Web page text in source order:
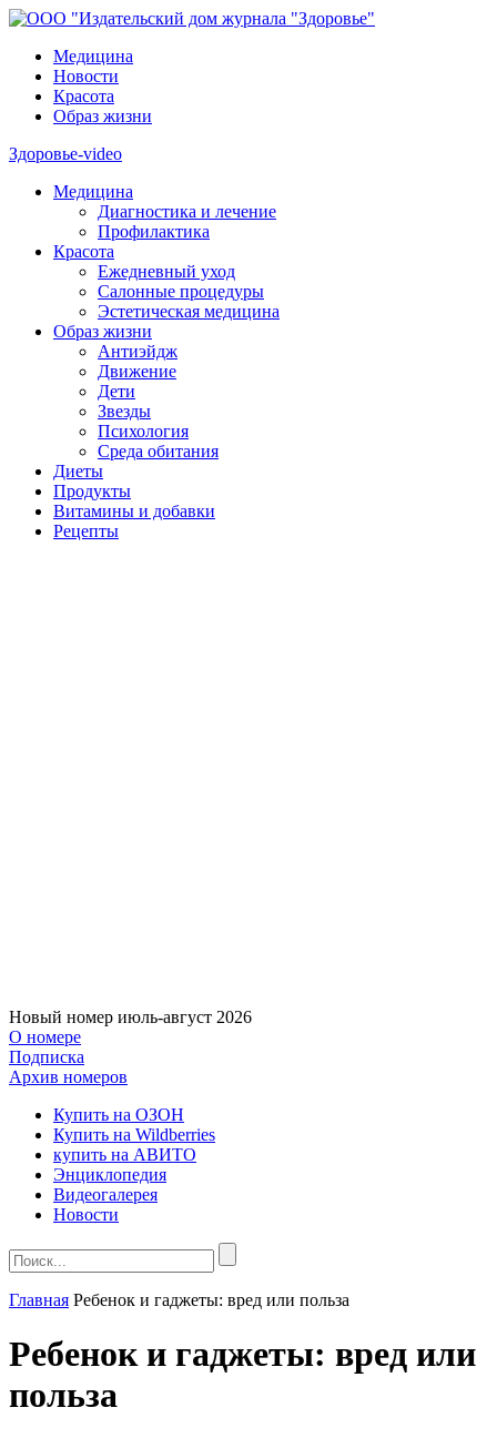
Медицина
Новости
Красота
Образ жизни
Здоровье-video
Медицина
Диагностика и лечение
Профилактика
Красота
Ежедневный уход
Салонные процедуры
Эстетическая медицина
Образ жизни
Антиэйдж
Движение
Дети
Звезды
Психология
Среда обитания
Диеты
Продукты
Витамины и добавки
Рецепты
Новый номер июль-август 2026
О номере
Подписка
Архив номеров
Купить на ОЗОН
Купить на Wildberries
купить на АВИТО
Энциклопедия
Видеогалерея
Новости
Главная Ребенок и гаджеты: вред или польза
Ребенок и гаджеты: вред или
польза